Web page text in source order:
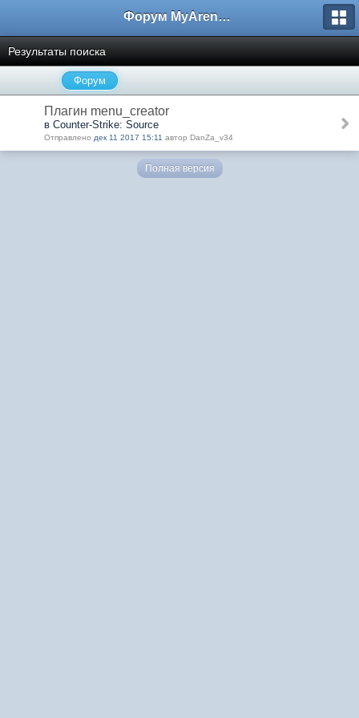
Форум MyArena.ru
Результаты поиска
Форум
Плагин menu_creator
в Counter-Strike: Source
Отправлено дек 11 2017 15:11 автор DanZa_v34
Полная версия